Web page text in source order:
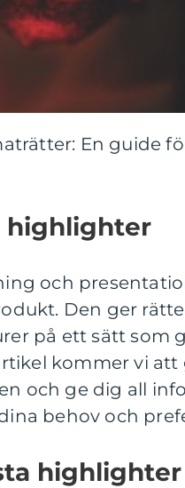
En guide
highlighter
och
Den ger
på ett sätt som
kommer vi att
och ge dig all
behov och
highlighter